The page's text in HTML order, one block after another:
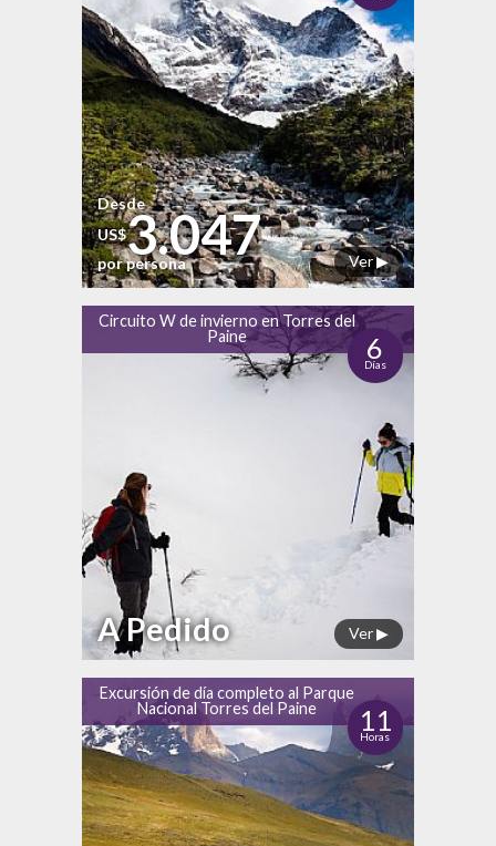
Ver ▶
Desde
US$3.047
por persona
Circuito W de invierno en Torres del
Paine
6
Días
Ver ▶
A Pedido
Excursión de día completo al Parque
Nacional Torres del Paine
11
Horas